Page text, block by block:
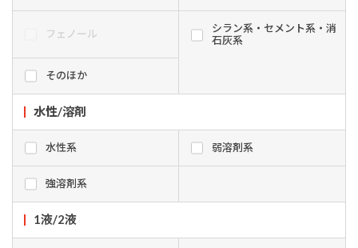
フェノール
シラン系・セメント系・消
石灰系
そのほか
水性/溶剤
水性系 弱溶剤系
強溶剤系
1液/2液